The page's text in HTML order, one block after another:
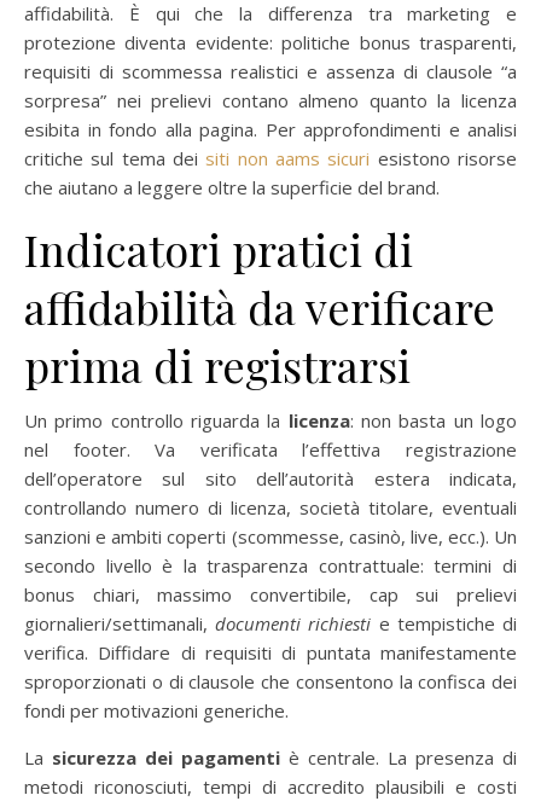
affidabilità. È qui che la differenza tra marketing e
protezione diventa evidente: politiche bonus trasparenti,
requisiti di scommessa realistici e assenza di clausole “a
sorpresa” nei prelievi contano almeno quanto la licenza
esibita in fondo alla pagina. Per approfondimenti e analisi
critiche sul tema dei siti non aams sicuri esistono risorse
che aiutano a leggere oltre la superficie del brand.
Indicatori pratici di
affidabilità da verificare
prima di registrarsi
Un primo controllo riguarda la licenza: non basta un logo
nel footer. Va verificata l’effettiva registrazione
dell’operatore sul sito dell’autorità estera indicata,
controllando numero di licenza, società titolare, eventuali
sanzioni e ambiti coperti (scommesse, casinò, live, ecc.). Un
secondo livello è la trasparenza contrattuale: termini di
bonus chiari, massimo convertibile, cap sui prelievi
giornalieri/settimanali,documenti richiesti e tempistiche di
verifica. Diffidare di requisiti di puntata manifestamente
sproporzionati o di clausole che consentono la confisca dei
fondi per motivazioni generiche.
La sicurezza dei pagamenti è centrale. La presenza di
metodi riconosciuti, tempi di accredito plausibili e costi